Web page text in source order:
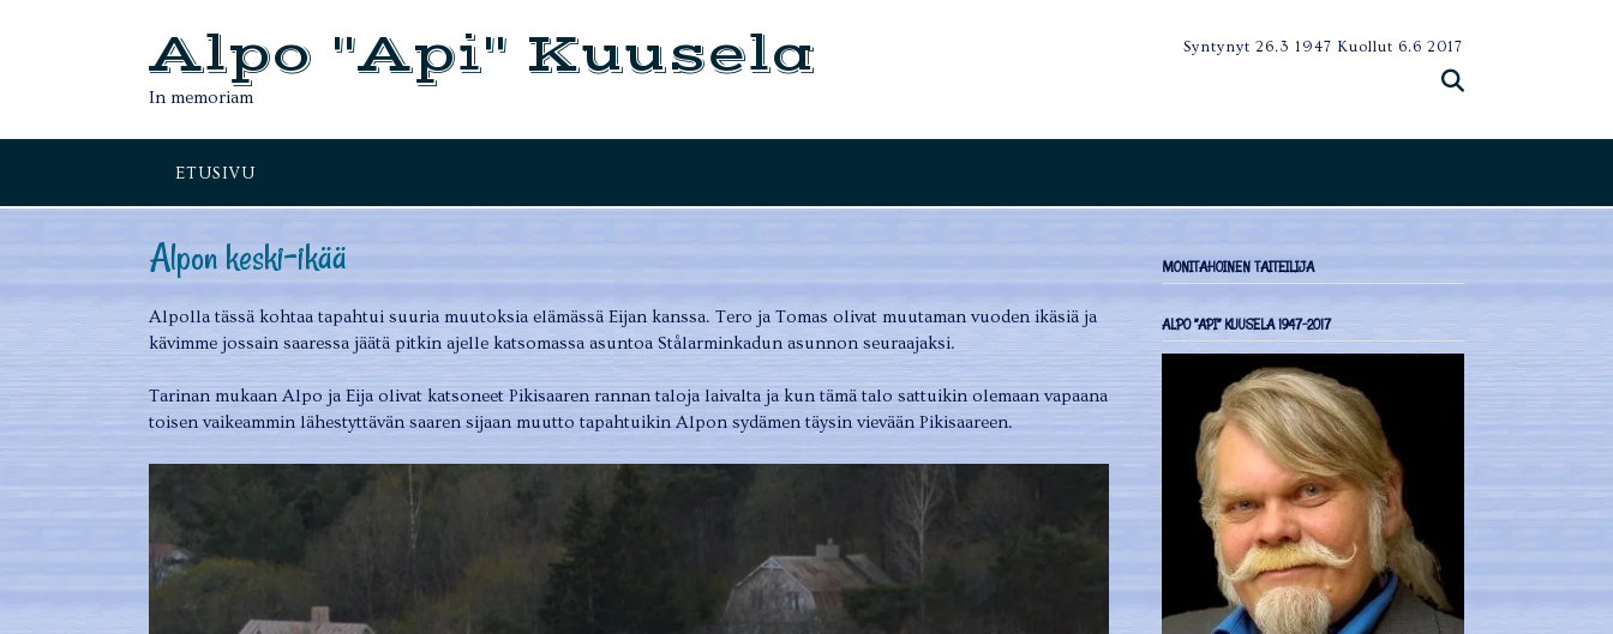
Alpo "Api" Kuusela
In memoriam
Syntynyt 26.3 1947 Kuollut 6.6 2017
ETUSIVU
Alpon keski-ikää
Alpolla tässä kohtaa tapahtui suuria muutoksia elämässä Eijan kanssa. Tero ja Tomas olivat muutaman vuoden ikäsiä ja
kävimme jossain saaressa jäätä pitkin ajelle katsomassa asuntoa Stålarminkadun asunnon seuraajaksi.
Tarinan mukaan Alpo ja Eija olivat katsoneet Pikisaaren rannan taloja laivalta ja kun tämä talo sattuikin olemaan vapaana
toisen vaikeammin lähestyttävän saaren sijaan muutto tapahtuikin Alpon sydämen täysin vievään Pikisaareen.
MONITAHOINEN TAITEILIJA
ALPO ”API” KUUSELA 1947-2017